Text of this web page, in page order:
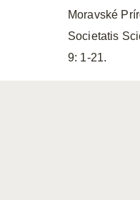
Moravské
Societatis
9: 1-21.